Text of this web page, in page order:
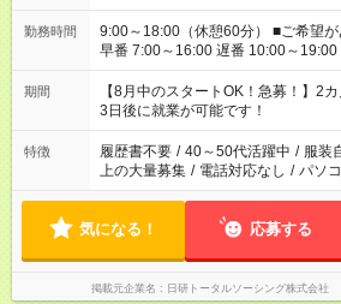
勤務時間
9:00～18:00（休憩60分） ■ご希望があれば下記シフトもOK！
早番 7:00～16:00 遅番 10:00～19:00
族と休みを合わせたい」 「余裕を持
「できれば残業はしたくない」 な
ね。 ※Wワーク希望の方へ 今ご覧のお仕事で希望する勤務時間
と、もう1つのお仕事の勤務時間。
合は応募できません。
期間
【8月中のスタートOK！急募！】2
3日後に就業が可能です！
特徴 履歴書不要 / 40～50代活躍中 / 服装
上の大量募集 / 電話対応なし / パソ
気になる！ 応募する
掲載元企業名 日研トータルソーシング株式会社